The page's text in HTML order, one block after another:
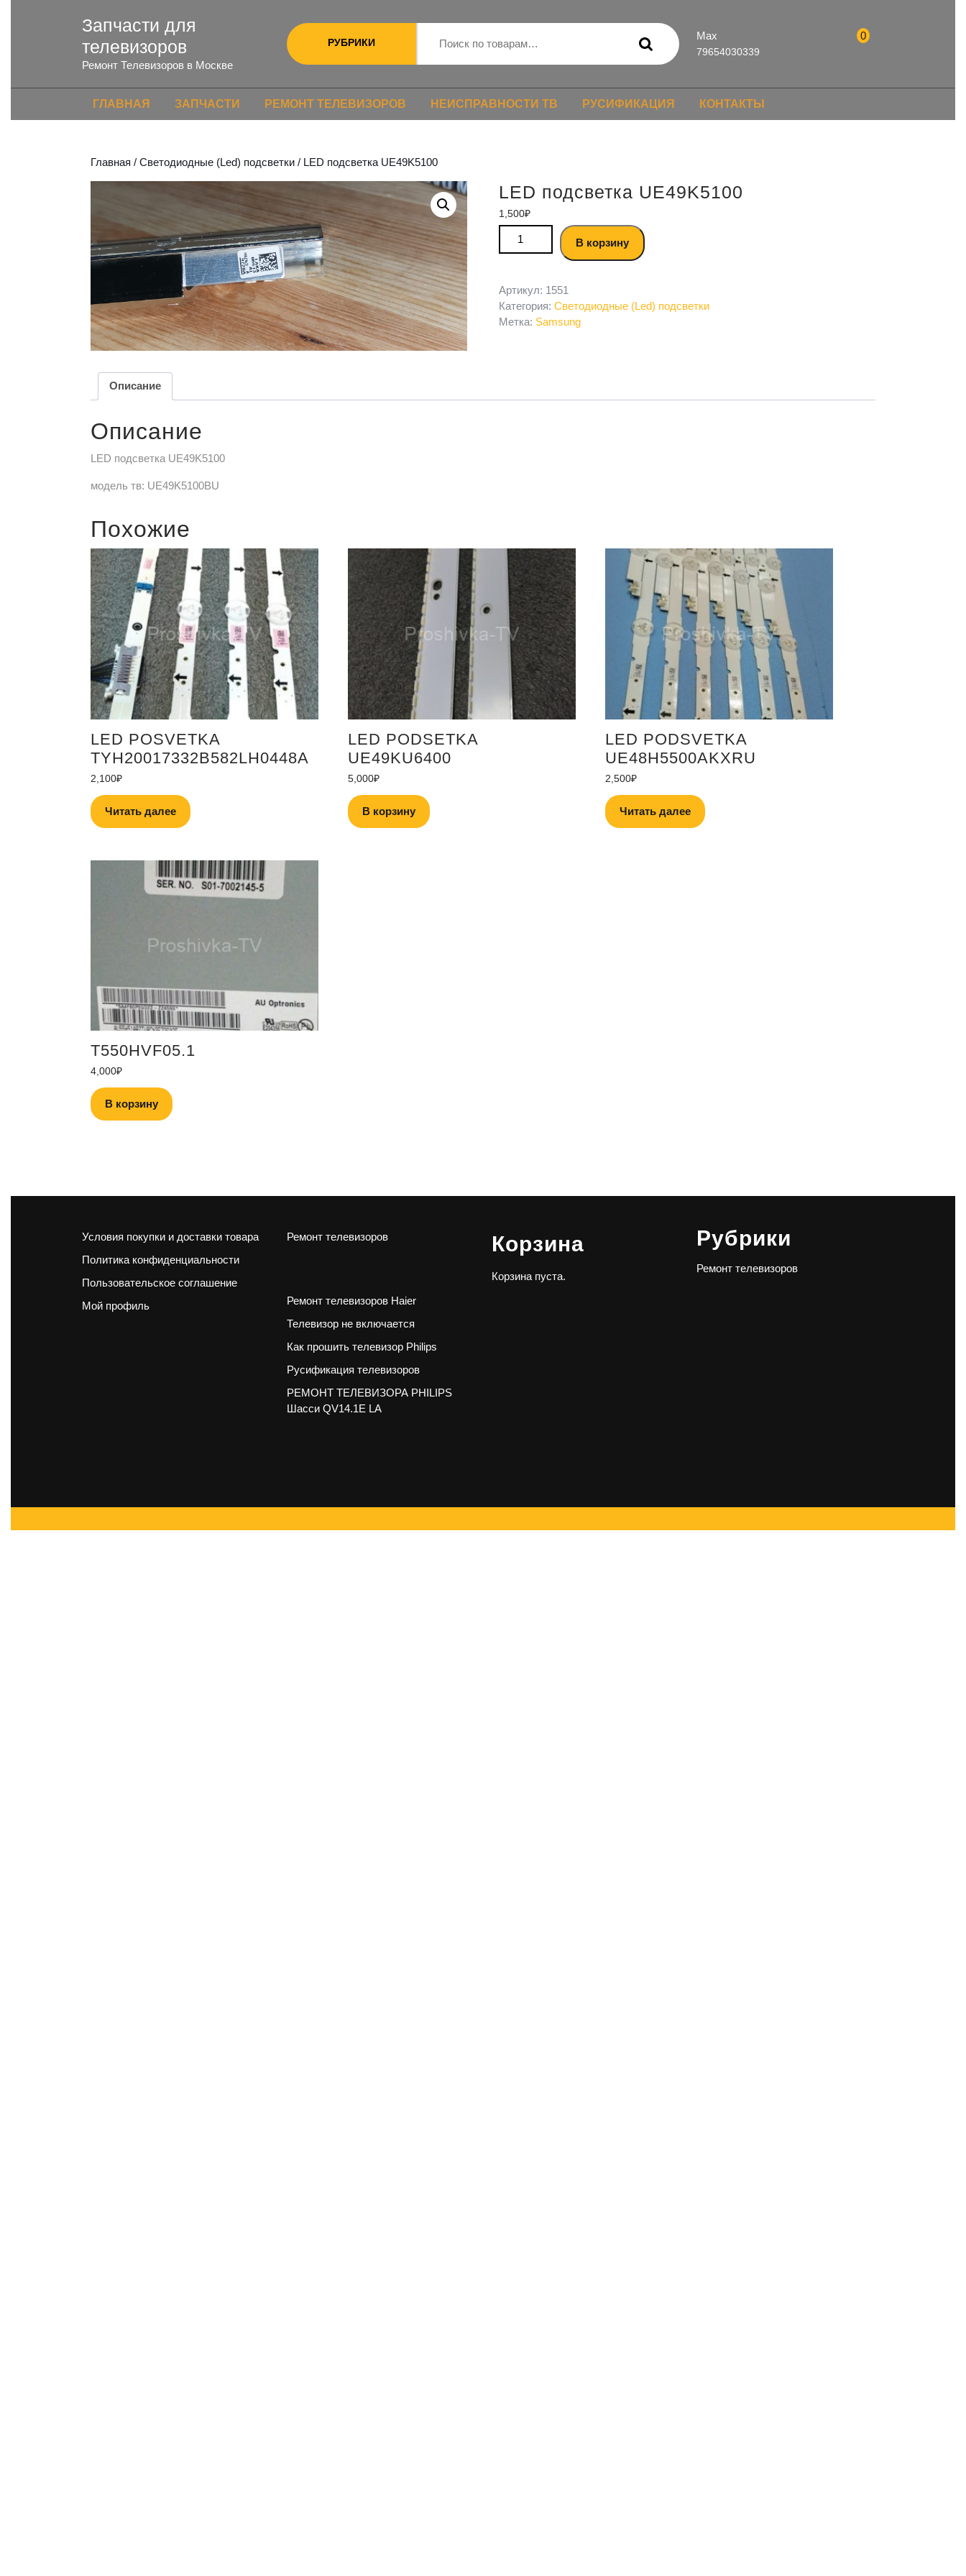
Запчасти для
телевизоров
Ремонт Телевизоров в Москве
РУБРИКИ
Max
79654030339
0
ГЛАВНАЯ ЗАПЧАСТИ РЕМОНТ ТЕЛЕВИЗОРОВ НЕИСПРАВНОСТИ ТВ РУСИФИКАЦИЯ КОНТАКТЫ
Главная / Светодиодные (Led) подсветки / LED подсветка UE49K5100
LED подсветка UE49K5100
1,500₽
В корзину
Артикул: 1551
Категория: Светодиодные (Led) подсветки
Метка: Samsung
Описание
Описание
LED подсветка UE49K5100
модель тв: UE49K5100BU
Похожие
LED POSVETKA
TYH20017332B582LH0448A
2,100₽
Читать далее
LED PODSETKA
UE49KU6400
5,000₽
В корзину
LED PODSVETKA
UE48H5500AKXRU
2,500₽
Читать далее
T550HVF05.1
4,000₽
В корзину
Условия покупки и доставки товара
Политика конфиденциальности
Пользовательское соглашение
Мой профиль
Ремонт телевизоров
Ремонт телевизоров Haier
Телевизор не включается
Как прошить телевизор Philips
Русификация телевизоров
РЕМОНТ ТЕЛЕВИЗОРА PHILIPS
Шасси QV14.1E LA
Корзина
Корзина пуста.
Рубрики
Ремонт телевизоров